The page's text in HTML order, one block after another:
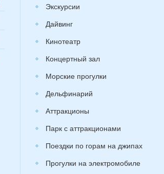
Экскурсии
Дайвинг
Кинотеатр
Концертный зал
Морские прогулки
Дельфинарий
Аттракционы
Парк с аттракционами
Поездки по горам на джипах
Прогулки на электромобиле